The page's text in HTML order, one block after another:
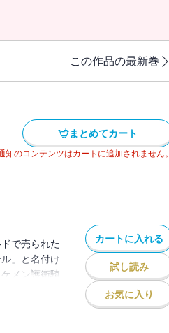
この作品の最新巻
まとめてカート
のコンテンツはカートに追加されません。
で売られた
」と名付け
メン護衛騎
のかいつも
カートに入れる
試し読み
お気に入り